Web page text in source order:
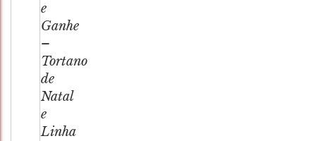
e
Ganhe
–
Tortano
de
Natal
e
Linha